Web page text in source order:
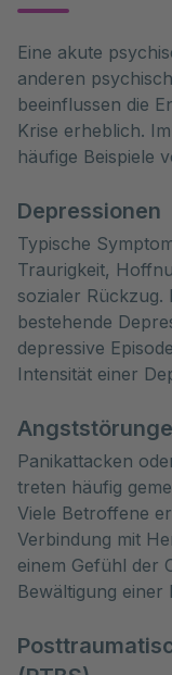
Eine akute
anderen
beeinflussen die
Krise erheblich.
häufige Beispiele
Depressionen
Typische
Traurigkeit,
sozialer Rückzug.
bestehende
depressive
Intensität einer
Panikattacken
treten häufig
Viele Betroffene
Verbindung mit
einem Gefühl der
Bewältigung